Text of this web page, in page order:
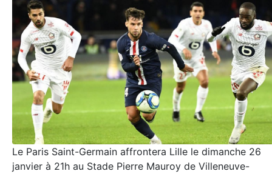
Le Paris Saint-Germain affrontera Lille le dimanche 26
janvier à 21h au Stade Pierre Mauroy de Villeneuve-